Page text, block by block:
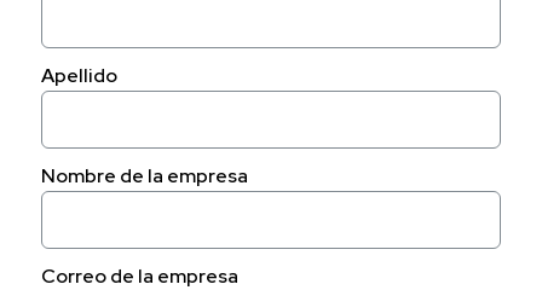
Apellido
Nombre de la empresa
Correo de la empresa